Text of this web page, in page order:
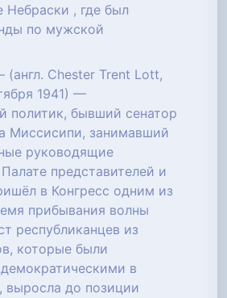
Небраски , где был
по мужской
(англ. Chester Trent Lott,
1941) —
политик, бывший сенатор
Миссисипи, занимавший
руководящие
представителей и
в Конгресс одним из
прибывания волны
республиканцев из
которые были
в
выросла до позиции